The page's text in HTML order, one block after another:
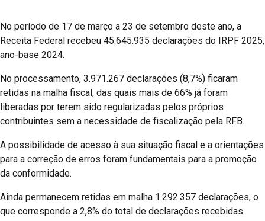
No período de 17 de março a 23 de setembro deste ano, a
Receita Federal recebeu 45.645.935 declarações do IRPF 2025,
ano-base 2024.
No processamento, 3.971.267 declarações (8,7%) ficaram
retidas na malha fiscal, das quais mais de 66% já foram
liberadas por terem sido regularizadas pelos próprios
contribuintes sem a necessidade de fiscalização pela RFB.
A possibilidade de acesso à sua situação fiscal e a orientações
para a correção de erros foram fundamentais para a promoção
da conformidade.
Ainda permanecem retidas em malha 1.292.357 declarações, o
que corresponde a 2,8% do total de declarações recebidas.